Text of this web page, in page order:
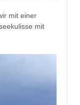
mit einer
mit